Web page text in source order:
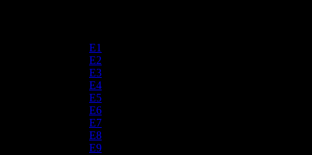
E1
E2
E3
E4
E5
E6
E7
E8
E9